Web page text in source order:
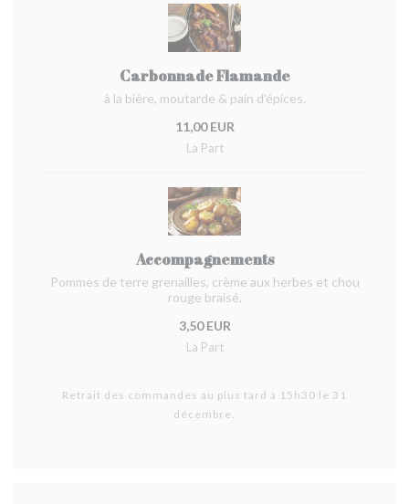
Carbonnade Flamande
à la bière, moutarde & pain d'épices.
11,00 EUR
La Part
Accompagnements
Pommes de terre grenailles, crème aux herbes et chou
rouge braisé.
3,50 EUR
La Part
Retrait des commandes au plus tard à 15h30 le 31
décembre.